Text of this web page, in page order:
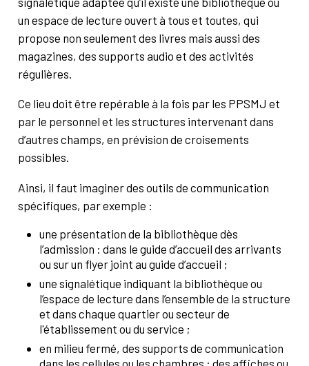
un espace de lecture ouvert à tous et toutes, qui
propose non seulement des livres mais aussi des
magazines, des supports audio et des activités
régulières.
Ce lieu doit être repérable à la fois par les PPSMJ et
par le personnel et les structures intervenant dans
d’autres champs, en prévision de croisements
possibles.
Ainsi, il faut imaginer des outils de communication
spécifiques, par exemple :
une présentation de la bibliothèque dès
l’admission : dans le guide d’accueil des arrivants
ou sur un flyer joint au guide d’accueil ;
une signalétique indiquant la bibliothèque ou
l’espace de lecture dans l’ensemble de la structure
et dans chaque quartier ou secteur de
l'établissement ou du service ;
en milieu fermé, des supports de communication